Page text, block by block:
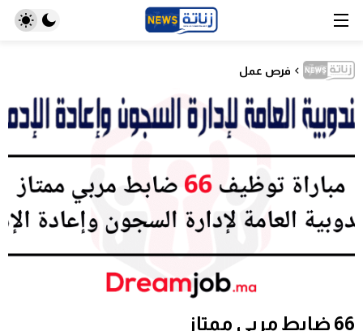
فرص عمل
66 ضابط مربي ممتاز